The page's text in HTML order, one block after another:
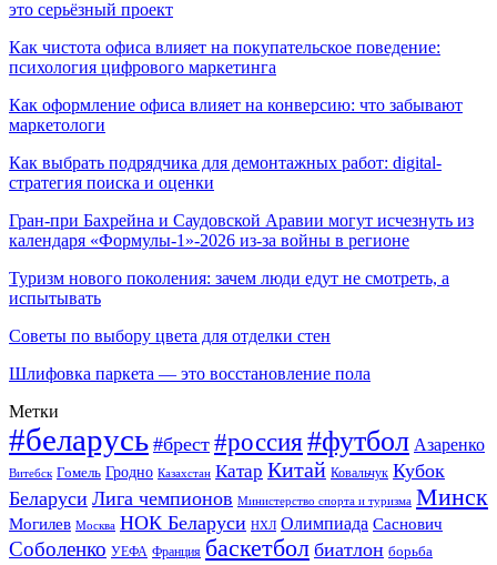
это серьёзный проект
Как чистота офиса влияет на покупательское поведение:
психология цифрового маркетинга
Как оформление офиса влияет на конверсию: что забывают
маркетологи
Как выбрать подрядчика для демонтажных работ: digital-
стратегия поиска и оценки
Гран-при Бахрейна и Саудовской Аравии могут исчезнуть из
календаря «Формулы-1»-2026 из-за войны в регионе
Туризм нового поколения: зачем люди едут не смотреть, а
испытывать
Советы по выбору цвета для отделки стен
Шлифовка паркета — это восстановление пола
Метки
#беларусь #брест #россия#футбол Азаренко
Витебск Гомель Гродно Казахстан Катар Китай Ковальчук Кубок
Беларуси Лига чемпионов Министерство спорта и туризма Минск
Могилев Москва НОК Беларуси НХЛ Олимпиада Саснович
Соболенко УЕФА Франция баскетбол биатлон борьба